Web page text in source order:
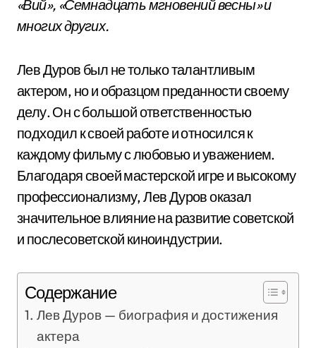
«Вий», «Семнадцать мгновений весны» и
многих других.
Лев Дуров был не только талантливым
актером, но и образцом преданности своему
делу. Он с большой ответственностью
подходил к своей работе и относился к
каждому фильму с любовью и уважением.
Благодаря своей мастерской игре и высокому
профессионализму, Лев Дуров оказал
значительное влияние на развитие советской
и послесоветской киноиндустрии.
Содержание
Лев Дуров — биография и достижения
актера